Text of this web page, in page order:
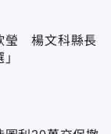
瑩 楊文科縣長